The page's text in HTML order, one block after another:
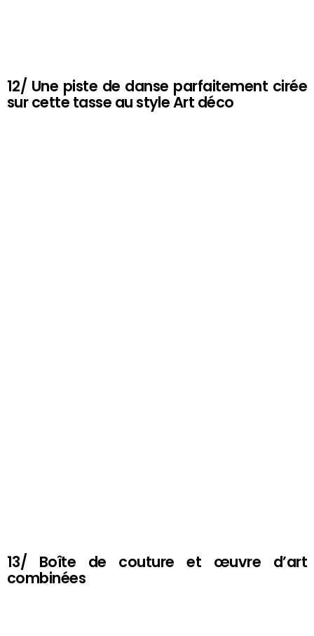
12/ Une piste de danse parfaitement cirée
sur cette tasse au style Art déco
13/ Boîte de couture et œuvre d’art
combinées